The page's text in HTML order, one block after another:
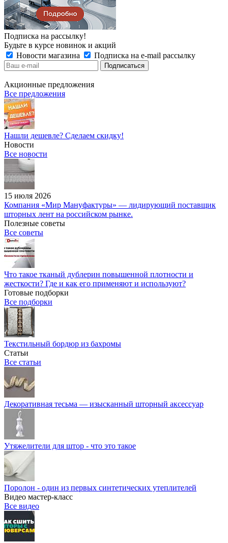
Подписка на рассылку!
Будьте в курсе новинок и акций
Новости магазина
Подписка на e-mail рассылку
Акционные предложения
Все предложения
Нашли дешевле? Сделаем скидку!
Новости
Все новости
15 июля 2026
Компания «Мир Мануфактуры» — лидирующий поставщик
шторных лент на российском рынке.
Полезные советы
Все советы
Что такое тканый дублерин повышенной плотности и
жесткости? Где и как его применяют и используют?
Готовые подборки
Все подборки
Текстильный бордюр из бахромы
Статьи
Все статьи
Декоративная тесьма — изысканный шторный аксессуар
Утяжелители для штор - что это такое
Поролон - один из первых синтетических утеплителей
Видео мастер-класс
Все видео